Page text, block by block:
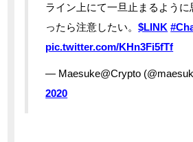
ライン上にて一旦止まるよう
ったら注意したい。$LINK
pic.twitter.com/KHn3Fi5fTf
— Maesuke@Crypto
2020